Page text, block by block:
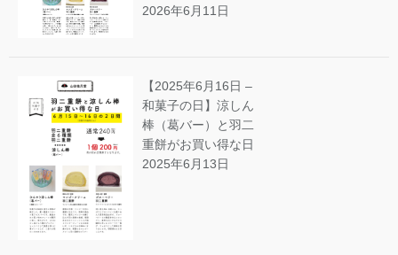
2026年6月11日
【2025年6月16日 –
和菓子の日】涼しん
棒（葛バー）と羽二
重餅がお買い得な日
2025年6月13日